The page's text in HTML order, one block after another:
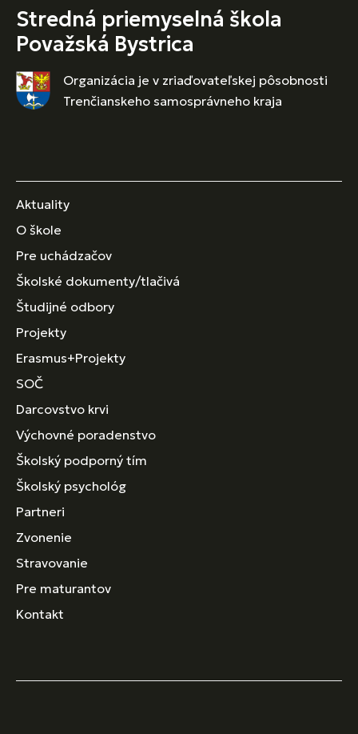
Stredná priemyselná škola
Považská Bystrica
Organizácia je v zriaďovateľskej pôsobnosti
Trenčianskeho samosprávneho kraja
Aktuality
O škole
Pre uchádzačov
Školské dokumenty/tlačivá
Študijné odbory
Projekty
Erasmus+Projekty
SOČ
Darcovstvo krvi
Výchovné poradenstvo
Školský podporný tím
Školský psychológ
Partneri
Zvonenie
Stravovanie
Pre maturantov
Kontakt